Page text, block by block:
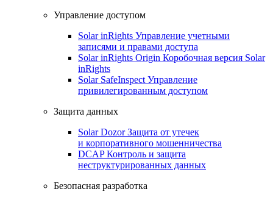
Управление доступом
Solar inRights Управление учетными
записями и правами доступа
Solar inRights Origin Коробочная версия Solar
inRights
Solar SafeInspect Управление
привилегированным доступом
Защита данных
Solar DozorЗащита от утечек
и корпоративного мошенничества
DCAPКонтроль и защита
неструктурированных данных
Безопасная разработка